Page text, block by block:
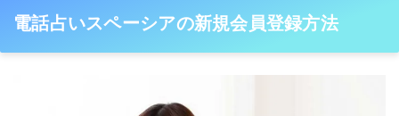
電話占いスペーシアの新規会員登録方法